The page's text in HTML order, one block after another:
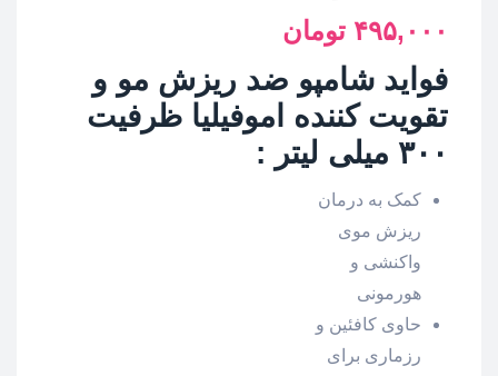
۴۹۵,۰۰۰ تومان
فواید شامپو ضد ريزش مو و
تقویت کننده
اموفیلیا ظرفیت
۳۰۰ میلی لیتر :
کمک به درمان
ریزش موی
واکنشی و
هورمونی
حاوی کافئین و
رزماری برای